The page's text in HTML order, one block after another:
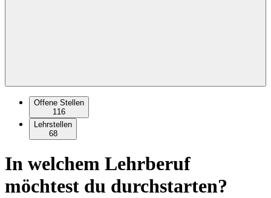
Offene Stellen
116
Lehrstellen
68
In welchem Lehrberuf
möchtest du durchstarten?